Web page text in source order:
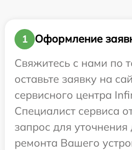
1
Оформление
Свяжитесь с нами по
оставьте заявку на
сервисного центра
Специалист сервиса
запрос для уточнения
ремонта Вашего